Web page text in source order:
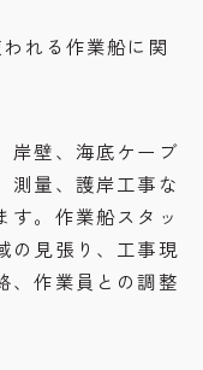
れる作業船に関
岸壁、海底ケーブ
測量、護岸工事な
す。作業船スタッ
の見張り、工事現
、作業員との調整